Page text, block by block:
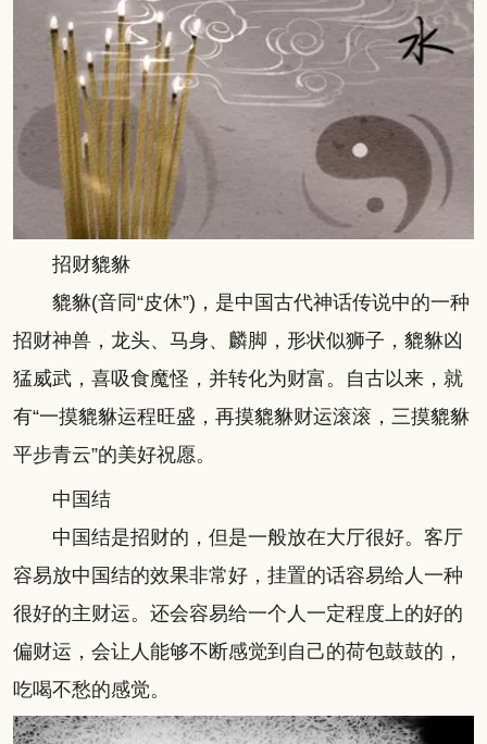
招财貔貅
貔貅(音同“皮休”)，是中国古代神话传说中的一种
招财神兽，龙头、马身、麟脚，形状似狮子，貔貅凶
猛威武，喜吸食魔怪，并转化为财富。自古以来，就
有“一摸貔貅运程旺盛，再摸貔貅财运滚滚，三摸貔貅
平步青云”的美好祝愿。
中国结
中国结是招财的，但是一般放在大厅很好。客厅
容易放中国结的效果非常好，挂置的话容易给人一种
很好的主财运。还会容易给一个人一定程度上的好的
偏财运，会让人能够不断感觉到自己的荷包鼓鼓的，
吃喝不愁的感觉。